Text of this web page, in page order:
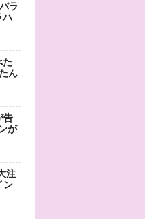
ラ
ハ
た
ん
告
が
注
ン